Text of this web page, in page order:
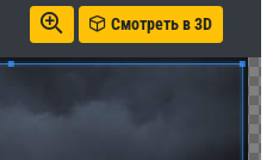
Смотреть в 3D